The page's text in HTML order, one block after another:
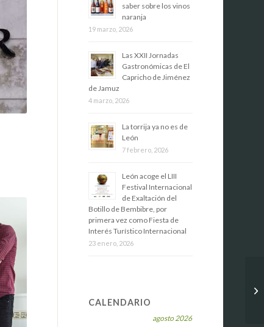
saber sobre los vinos
naranja
19 marzo, 2026
Las XXII Jornadas
Gastronómicas de El
Capricho de Jiménez
de Jamuz
4 marzo, 2026
La torrija ya no es de
León
7 febrero, 2026
​León acoge el LIII
Festival Internacional
de Exaltación del
Botillo de Bembibre, por
primera vez como Fiesta de
Interés Turístico Internacional
23 enero, 2026
CALENDARIO
agosto 2026